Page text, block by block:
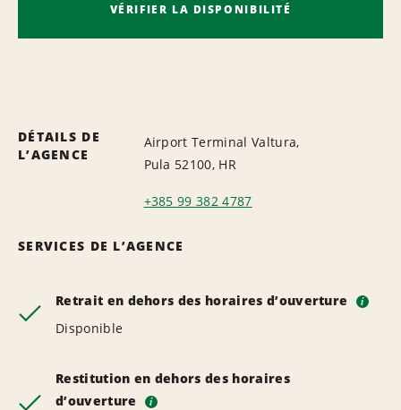
VÉRIFIER LA DISPONIBILITÉ
DÉTAILS DE
L’AGENCE
Airport Terminal Valtura,
Pula 52100, HR
+385 99 382 4787
SERVICES DE L’AGENCE
Retrait en dehors des horaires d’ouverture i
Disponible
Restitution en dehors des horaires
d’ouverture
i